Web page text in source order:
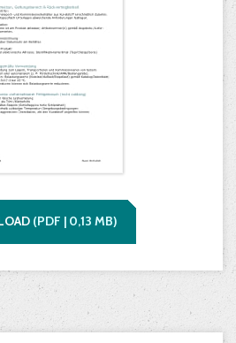
(PDF | 0,13 MB)